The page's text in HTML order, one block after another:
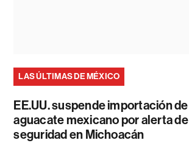
LAS ÚLTIMAS DE MÉXICO
EE.UU. suspende importación de
aguacate mexicano por alerta de
seguridad en Michoacán